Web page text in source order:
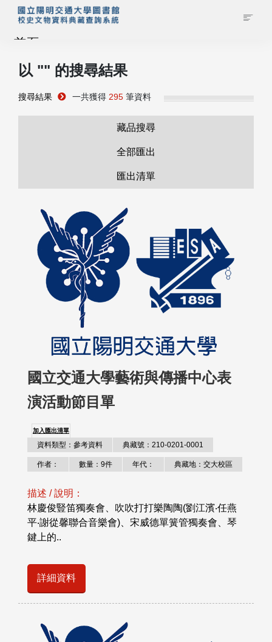
首頁
藏品查詢
管理者登入
以 "" 的搜尋結果
搜尋結果 一共獲得 295 筆資料
藏品搜尋
全部匯出
匯出清單
國立交通大學藝術與傳播中心表
演活動節目單
加入匯出清單
資料類型：參考資料 典藏號：210-0201-0001
作者： 數量：9件 年代： 典藏地：交大校區
描述 / 說明：
林慶俊豎笛獨奏會、吹吹打打樂陶陶(劉江濱‧任燕
平‧謝從馨聯合音樂會)、宋威德單簧管獨奏會、琴
鍵上的..
詳細資料